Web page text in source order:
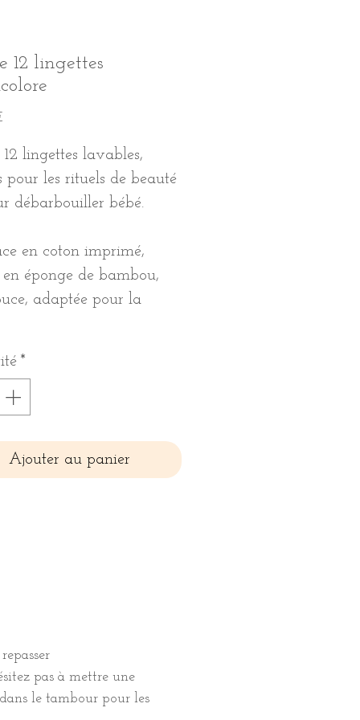
12 lingettes
lingettes lavables,
pour les rituels de beauté
débarbouiller bébé.
en coton imprimé,
éponge de bambou,
adaptée pour la
*
Ajouter au panier
pas à mettre une
le tambour pour les